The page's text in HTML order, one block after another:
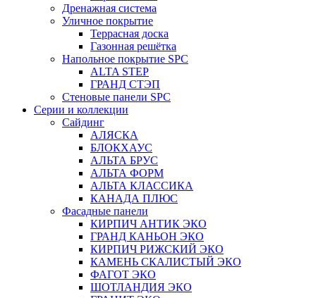
Дренажная система
Уличное покрытие
Террасная доска
Газонная решётка
Напольное покрытие SPC
ALTA STEP
ГРАНД СТЭП
Стеновые панели SPC
Серии и коллекции
Сайдинг
АЛЯСКА
БЛОКХАУС
АЛЬТА БРУС
АЛЬТА ФОРМ
АЛЬТА КЛАССИКА
КАНАДА ПЛЮС
Фасадные панели
КИРПИЧ АНТИК ЭКО
ГРАНД КАНЬОН ЭКО
КИРПИЧ РИЖСКИЙ ЭКО
КАМЕНЬ СКАЛИСТЫЙ ЭКО
ФАГОТ ЭКО
ШОТЛАНДИЯ ЭКО